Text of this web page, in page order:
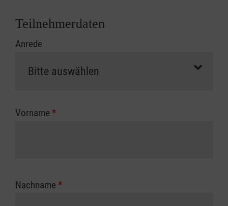
Abrechnungsunterlagen spätestens zu
erfolgt eine Abrechnung der vollen Kursgebühr
Die notwendigen Formulare für die
zuständigen Berufsgenossenschaft oder
Teilnehmerdaten
Anrede
Vorname *
Nachname *